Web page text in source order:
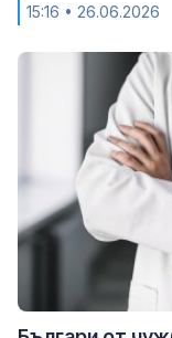
15:16 • 26.06.2026